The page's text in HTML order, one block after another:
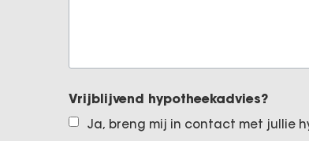
creëren.
Opleveringsniveau:
Vrijblijvend hypotheekadvies?
Ja, breng mij in contact met jullie